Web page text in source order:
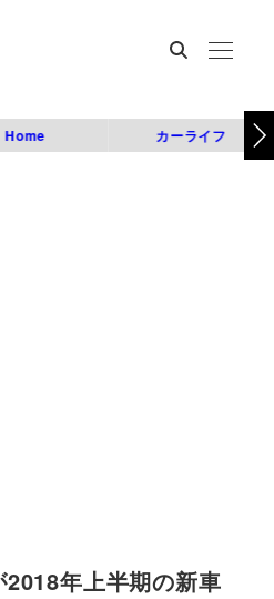
Home カーライフ
年上半期の新車